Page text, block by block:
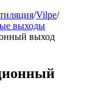
/Vilpe/
выходы
выход